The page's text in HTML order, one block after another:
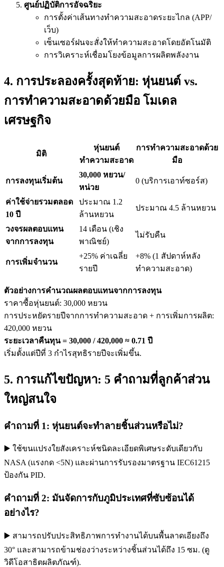
ศูนย์ปฏิบัติการอัจฉริยะ
การตั้งค่าเส้นทางทำความสะอาดระยะไกล (APP/
เว็บ)
เซ็นเซอร์ฝนจะสั่งให้ทำความสะอาดโดยอัตโนมัติ
การวิเคราะห์เชื่อมโยงข้อมูลการผลิตพลังงาน
4. การประลองครั้งสุดท้าย: หุ่นยนต์ vs.
การทำความสะอาดด้วยมือ โมเดล
เศรษฐกิจ
มิติ
หุ่นยนต์
ทำความสะอาด
การทำความสะอาดด้วย
มือ
การลงทุนเริ่มต้น
30,000 หยวน/
หน่วย
0 (บริการเอาท์ซอร์ส)
ค่าใช้จ่ายรวมตลอด
10 ปี
ประมาณ 1.2
ล้านหยวน
ประมาณ 4.5 ล้านหยวน
วงจรผลตอบแทน
จากการลงทุน
14 เดือน (เชิง
พาณิชย์)
ไม่รับคืน
การเพิ่มจำนวน
+25% ค่าเฉลี่ย
รายปี
+8% (1 สัปดาห์หลัง
ทำความสะอาด)
ตัวอย่างการคำนวณผลตอบแทนจากการลงทุน
ราคาซื้อหุ่นยนต์: 30,000 หยวน
การประหยัดรายปีจากการทำความสะอาด + การเพิ่มการผลิต:
420,000 หยวน
ระยะเวลาคืนทุน = 30,000 / 420,000 ≈ 0.71 ปี
เริ่มตั้งแต่ปีที่ 3 กำไรสุทธิรายปีจะเพิ่มขึ้น.
5. การแก้ไขปัญหา: 5 คำถามที่ลูกค้าส่วน
ใหญ่สนใจ
คำถามที่ 1: หุ่นยนต์จะทำลายชิ้นส่วนหรือไม่?
▶️ ใช้ขนแปรงใยสังเคราะห์ชนิดละเอียดพิเศษระดับเดียวกับ
NASA (แรงกด <5N) และผ่านการรับรองมาตรฐาน IEC61215
ป้องกัน PID.
คำถามที่ 2: มันจัดการกับภูมิประเทศที่ซับซ้อนได้
อย่างไร?
▶️ สามารถปรับประสิทธิภาพการทำงานได้บนพื้นลาดเอียงถึง
30° และสามารถข้ามช่องว่างระหว่างชิ้นส่วนได้ถึง 15 ซม. (ดู
วิดีโอสาธิตผลิตภัณฑ์).